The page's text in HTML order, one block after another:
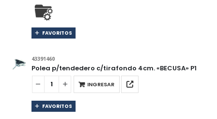
FAVORITOS
43391460
Polea p/tendedero c/tirafondo 4cm. «BECUSA» P1
INGRESAR
FAVORITOS